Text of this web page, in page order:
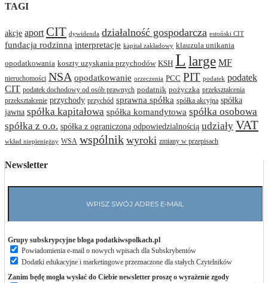
TAGI
akcje aport CIT dywidenda działalność gospodarcza estoński CIT
fundacja rodzinna interpretacje kapitał zakładowy klauzula unikania
opodatkowania koszty uzyskania przychodów KSH L large MF
nieruchomości NSA opodatkowanie orzeczenia PCC PIT podatek podatek
CIT podatek dochodowy od osób prawnych podatnik pożyczka przekształcenia
przekształcenie przychody przychód sprawna spółka spółka akcyjna spółka
jawna spółka kapitałowa spółka komandytowa spółka osobowa
spółka z o.o. spółka z ograniczoną odpowiedzialnością udziały VAT
wkład niepieniężny WSA wspólnik wyroki zmiany w przepisach
Newsletter
Grupy subskrypcyjne bloga podatkiwspolkach.pl
Powiadomienia e-mail o nowych wpisach dla Subskrybentów
Dodatki edukacyjne i marketingowe przeznaczone dla stałych Czytelników
Zanim będę mogła wysłać do Ciebie newsletter proszę o wyrażenie zgody